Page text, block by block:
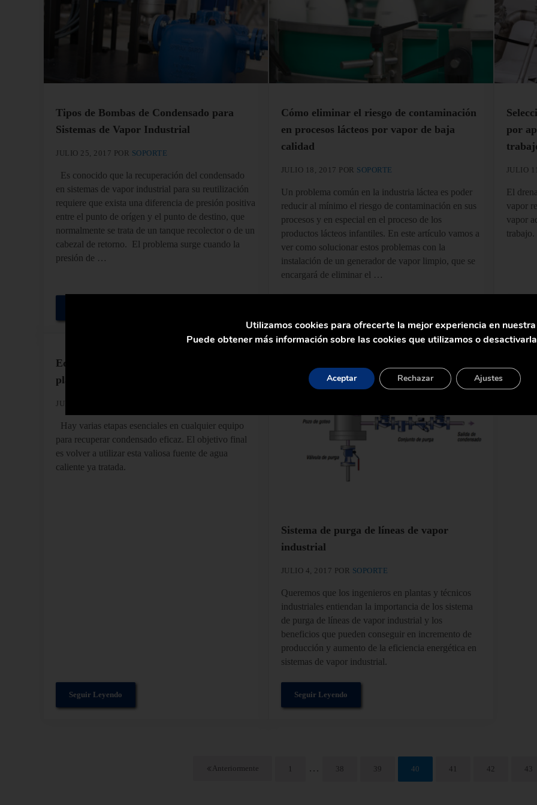
Tipos de Bombas de Condensado para
Sistemas de Vapor Industrial
JULIO 25, 2017 POR SOPORTE
Es conocido que la recuperación del condensado
en sistemas de vapor industrial para su reutilización
requiere que exista una diferencia de presión positiva
entre el punto de orígen y el punto de destino, que
normalmente se trata de un tanque recolector o de un
cabezal de retorno. El problema surge cuando la
presión de …
Cómo eliminar el riesgo de contaminación
en procesos lácteos por vapor de baja
calidad
JULIO 18, 2017 POR SOPORTE
Un problema común en la industria láctea es poder
reducir al mínimo el riesgo de contaminación en sus
procesos y en especial en el proceso de los
productos lácteos infantiles. En este artículo vamos a
ver como solucionar estos problemas con la
instalación de un generador de vapor limpio, que se
encargará de eliminar el …
por
JULIO
El
vapor
vapor
trabajo.
Equipos para recuperar condensado en
plantas de vapor industrial
JULIO 6, 2017
Hay varias etapas esenciales en cualquier equipo
para recuperar condensado eficaz. El objetivo final
es volver a utilizar esta valiosa fuente de agua
caliente ya tratada.
Seguir LeyendoEquipos para recuperar condensado en plantas de vapor industrial
Sistema de purga de líneas de vapor
industrial
JULIO 4, 2017 POR SOPORTE
Queremos que los ingenieros en plantas y técnicos
industriales entiendan la importancia de los sistema
de purga de líneas de vapor industrial y los
beneficios que pueden conseguir en incremento de
producción y aumento de la eficiencia energética en
sistemas de vapor industrial.
Seguir LeyendoSistema de purga de líneas de vapor industrial
Anteriormente PáginaPáginas intermedias omitidas
… Página
38 Página
39 Página
40 Página
41 Página
42 43
Utilizamos cookies para ofrecerte la mejor experiencia en
Puede obtener más información sobre las cookies que utilizamos o
Aceptar Rechazar Ajustes